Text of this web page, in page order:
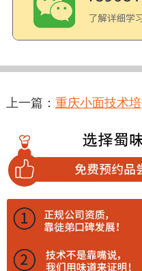
上一篇： 重庆小面技术培
训哪里好一点呢？蜀味缘
无保留传授核心技术